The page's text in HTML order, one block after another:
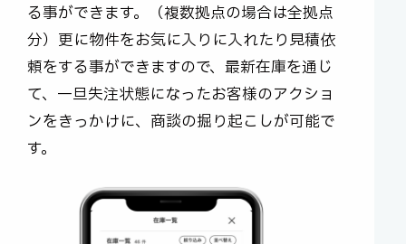
る事ができます。（複数拠点の場合は全拠点
分）更に物件をお気に入りに入れたり見積依
頼をする事ができますので、最新在庫を通じ
て、 一旦失注状態になったお客様のアクショ
ンをきっかけに、 商談の掘り起こしが可能で
す。